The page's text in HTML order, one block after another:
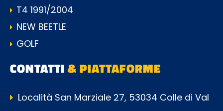
T4 1991/2004
NEW BEETLE
GOLF
CONTATTI& PIATTAFORME
Località San Marziale 27, 53034 Colle di Val